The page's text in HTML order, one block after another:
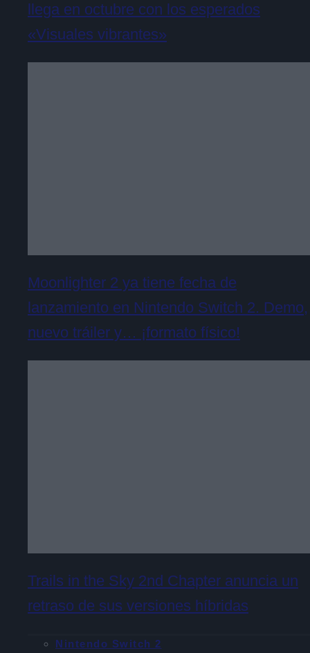
llega en octubre con los esperados
«Visuales vibrantes»
Moonlighter 2 ya tiene fecha de
lanzamiento en Nintendo Switch 2. Demo,
nuevo tráiler y… ¡formato físico!
Trails in the Sky 2nd Chapter anuncia un
retraso de sus versiones híbridas
Nintendo Switch 2